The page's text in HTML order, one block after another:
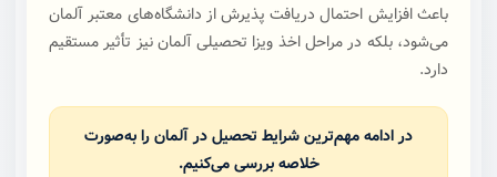
باعث افزایش احتمال دریافت پذیرش از دانشگاه‌های معتبر آلمان
می‌شود، بلکه در مراحل اخذ ویزا تحصیلی آلمان نیز تأثیر مستقیم
دارد.
در ادامه مهم‌ترین شرایط تحصیل در آلمان را به‌صورت
خلاصه بررسی می‌کنیم.